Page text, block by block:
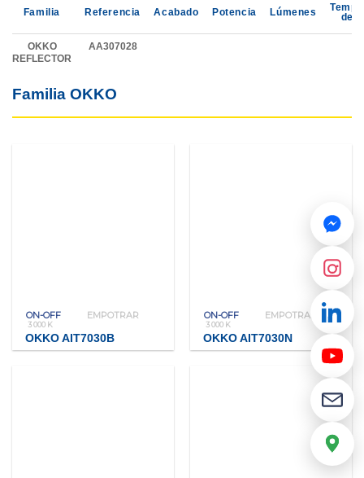
Familia Referencia Acabado Potencia Lúmenes
de
OKKO
REFLECTOR
AA307028
Familia OKKO
ON-OFF EMPOTRAR
3 000 K
OKKO AIT7030B
ON-OFF EMPOTRAR
3 000 K
OKKO AIT7030N